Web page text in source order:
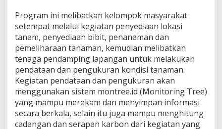
Program ini melibatkan kelompok masyarakat
setempat melalui kegiatan penyediaan lokasi
tanam, penyediaan bibit, penanaman dan
pemeliharaan tanaman, kemudian melibatkan
tenaga pendamping lapangan untuk melakukan
pendataan dan pengukuran kondisi tanaman.
Kegiatan pendataan dan pengukuran akan
menggunakan sistem montree.id (Monitoring Tree)
yang mampu merekam dan menyimpan informasi
secara berkala, selain itu juga mampu menghitung
cadangan dan serapan karbon dari kegiatan yang